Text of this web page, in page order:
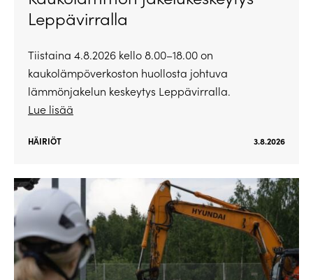
Leppävirralla
Tiistaina 4.8.2026 kello 8.00–18.00 on
kaukolämpöverkoston huollosta johtuva
lämmönjakelun keskeytys Leppävirralla.
Lue lisää
HÄIRIÖT 3.8.2026